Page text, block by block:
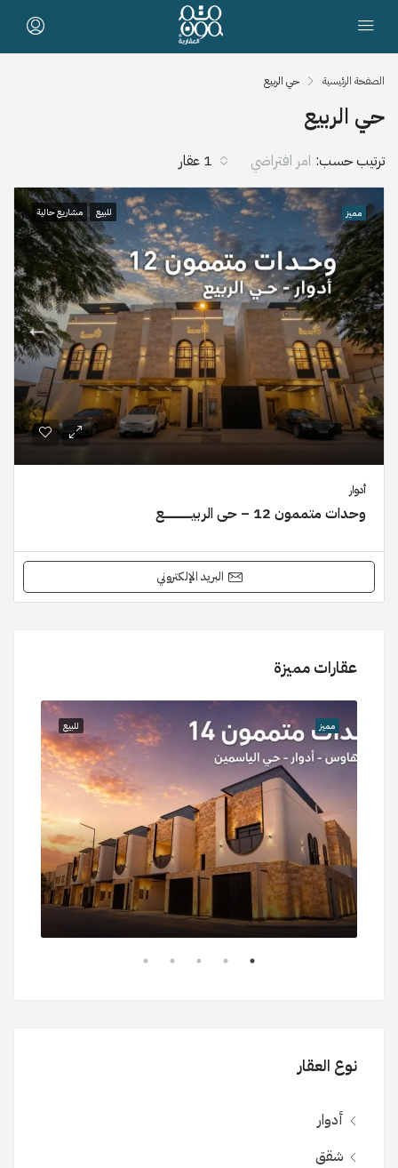
الصفحة الرئيسية حي الربيع
حي الربيع
1 عقار ترتيب حسب: امر افتراضي
مميز للبيع مشاريع حالية
أدوار
وحدات متممون 12 – حي الربيـــــــــــــــع
البريد الإلكتروني
عقارات مميزة
للبيع مميز
نوع العقار
أدوار
شقق